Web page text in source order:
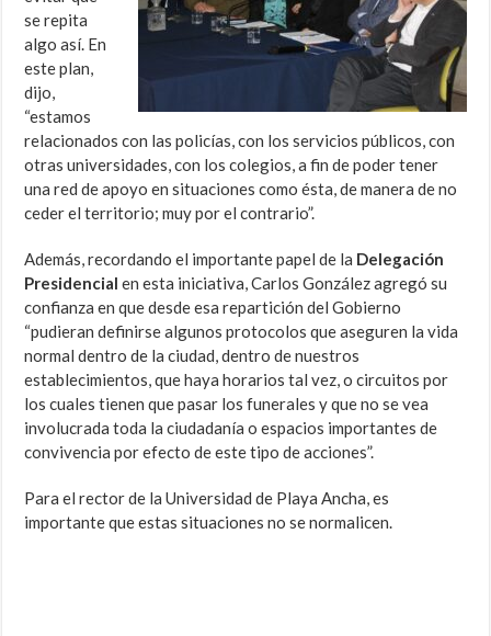
se repita
algo así. En
este plan,
dijo,
“estamos
relacionados con las policías, con los servicios públicos, con
otras universidades, con los colegios, a fin de poder tener
una red de apoyo en situaciones como ésta, de manera de no
ceder el territorio; muy por el contrario”.
Además, recordando el importante papel de la Delegación
Presidencial en esta iniciativa, Carlos González agregó su
confianza en que desde esa repartición del Gobierno
“pudieran definirse algunos protocolos que aseguren la vida
normal dentro de la ciudad, dentro de nuestros
establecimientos, que haya horarios tal vez, o circuitos por
los cuales tienen que pasar los funerales y que no se vea
involucrada toda la ciudadanía o espacios importantes de
convivencia por efecto de este tipo de acciones”.
Para el rector de la Universidad de Playa Ancha, es
importante que estas situaciones no se normalicen.